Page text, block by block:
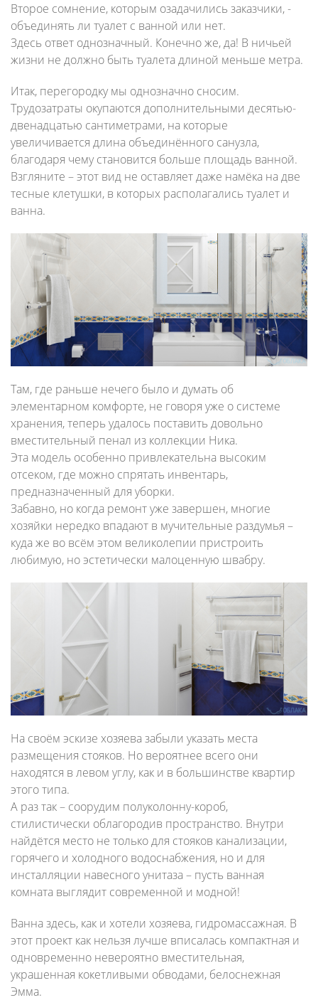
Второе сомнение, которым озадачились заказчики, -
объединять ли туалет с ванной или нет.
Здесь ответ однозначный. Конечно же, да! В ничьей
жизни не должно быть туалета длиной меньше метра.
Итак, перегородку мы однозначно сносим.
Трудозатраты окупаются дополнительными десятью-
двенадцатью сантиметрами, на которые
увеличивается длина объединённого санузла,
благодаря чему становится больше площадь ванной.
Взгляните – этот вид не оставляет даже намёка на две
тесные клетушки, в которых располагались туалет и
ванна.
Там, где раньше нечего было и думать об
элементарном комфорте, не говоря уже о системе
хранения, теперь удалось поставить довольно
вместительный пенал из коллекции Ника.
Эта модель особенно привлекательна высоким
отсеком, где можно спрятать инвентарь,
предназначенный для уборки.
Забавно, но когда ремонт уже завершен, многие
хозяйки нередко впадают в мучительные раздумья –
куда же во всём этом великолепии пристроить
любимую, но эстетически малоценную швабру.
На своём эскизе хозяева забыли указать места
размещения стояков. Но вероятнее всего они
находятся в левом углу, как и в большинстве квартир
этого типа.
А раз так – соорудим полуколонну-короб,
стилистически облагородив пространство. Внутри
найдётся место не только для стояков канализации,
горячего и холодного водоснабжения, но и для
инсталляции навесного унитаза – пусть ванная
комната выглядит современной и модной!
Ванна здесь, как и хотели хозяева, гидромассажная. В
этот проект как нельзя лучше вписалась компактная и
одновременно невероятно вместительная,
украшенная кокетливыми обводами, белоснежная
Эмма.